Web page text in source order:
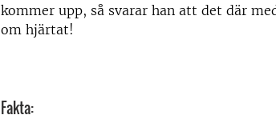
kommer upp, så svarar han att det där
om hjärtat!
Fakta: